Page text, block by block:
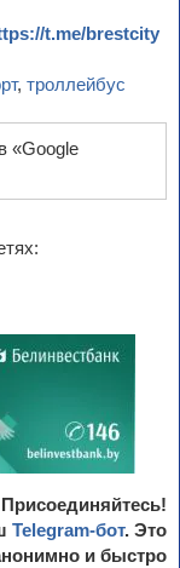
t.me/brestcity
, троллейбус
«Google
Присоединяйтесь!
Telegram-бот. Это
и быстро